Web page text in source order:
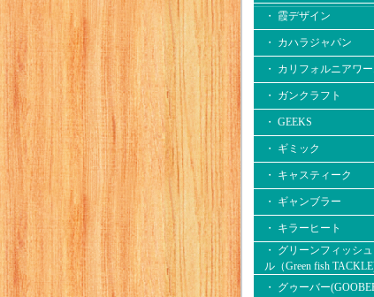
・ 霞デザイン
・ カハラジャパン
・ カリフォルニアワ
・ ガンクラフト
・ GEEKS
・ ギミック
・ キャスティーク
・ ギャンブラー
・ キラーヒート
・ グリーンフィッシ
ル（Green fish
・ グゥーバー